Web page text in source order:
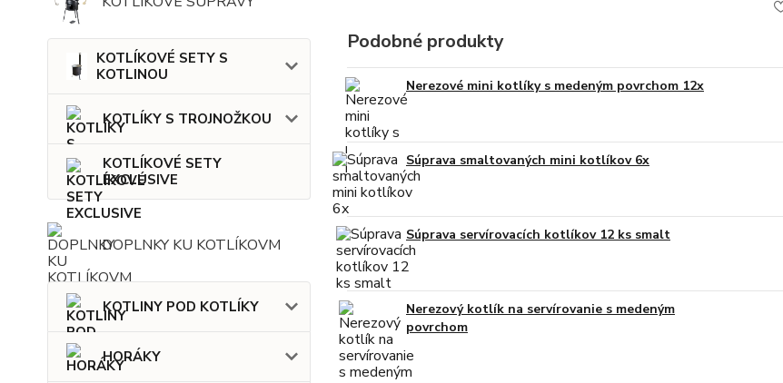
KOTLÍKOVÉ SETY S
KOTLINOU
KOTLÍKY S TROJNOŽKOU
KOTLÍKOVÉ SETY
EXCLUSIVE
DOPLNKY KU KOTLÍKOVM
KOTLINY POD KOTLÍKY
HORÁKY
Podobné produkty
Nerezové mini kotlíky s medeným povrchom 12x
Súprava smaltovaných mini kotlíkov 6x
Súprava servírovacích kotlíkov 12 ks smalt
Nerezový kotlík na servírovanie s medeným
povrchom